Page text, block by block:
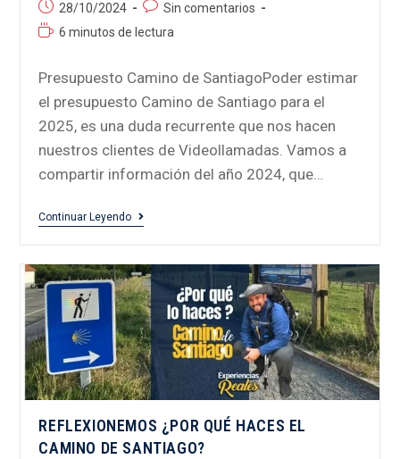
28/10/2024
Sin comentarios
6 minutos de lectura
Presupuesto Camino de SantiagoPoder estimar
el presupuesto Camino de Santiago para el
2025, es una duda recurrente que nos hacen
nuestros clientes de Videollamadas. Vamos a
compartir información del año 2024, que…
Continuar Leyendo
REFLEXIONEMOS ¿POR QUÉ HACES EL
CAMINO DE SANTIAGO?